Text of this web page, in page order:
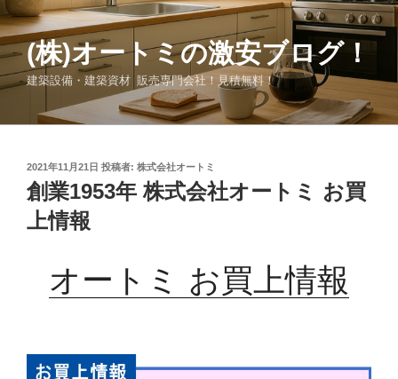
コ
ン
テ
ン
ツ
(株)オートミの激安ブログ！
建築設備・建築資材 販売専門会社！見積無料！
投
稿
日:
2021年11月21日 投稿者: 株式会社オートミ
創業1953年 株式会社オートミ お買
上情報
オートミ お買上情報